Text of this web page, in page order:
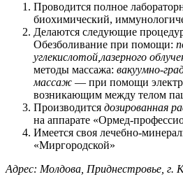
Проводится полное
биохимический,
Делаются следующие
Обезболивание при помощи:
углекислотой, лазерного
методы массажа: вакуумно-
массаж — при помощи
возникающим между телом
Производится дозированная
на аппарате «Ормед-
Имеется своя лечебно-
«Миргородской»
Адрес: Молдова, Приднестровье, г.